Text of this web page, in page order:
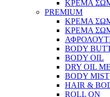
ΚΡΕΜΑ
PREMIUM
ΚΡΕΜΑ
ΚΡΕΜΑ
BODY
BODY OIL
DRY OIL
BODY MIST
HAIR &
ROLL ON